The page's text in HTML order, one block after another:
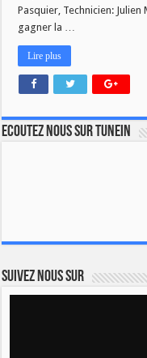
Pasquier, Technicien:
gagner la …
Lire plus
Ecoutez nous sur TuneIn
Suivez nous sur